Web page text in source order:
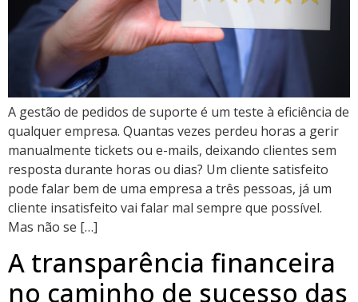
A gestão de pedidos de suporte é um teste à eficiência de
qualquer empresa. Quantas vezes perdeu horas a gerir
manualmente tickets ou e-mails, deixando clientes sem
resposta durante horas ou dias? Um cliente satisfeito
pode falar bem de uma empresa a três pessoas, já um
cliente insatisfeito vai falar mal sempre que possível.
Mas não se […]
A transparência financeira
no caminho de sucesso das